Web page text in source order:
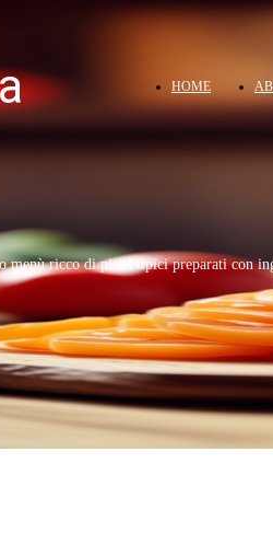
HOME
menù ricco di piatti tipici preparati con